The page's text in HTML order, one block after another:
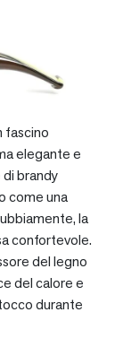
fascino
elegante e
di brandy
come una
la
confortevole.
del legno
del calore e
durante